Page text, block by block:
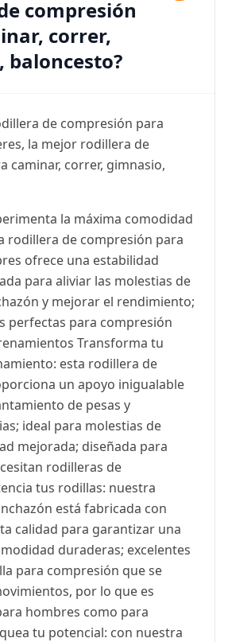
compresión
correr,
baloncesto?
de compresión para
la mejor rodillera de
caminar, correr, gimnasio,
la máxima comodidad
rodillera de compresión para
ofrece una estabilidad
para aliviar las molestias de
y mejorar el rendimiento;
perfectas para compresión
Transforma tu
esta rodillera de
un apoyo inigualable
de pesas y
ideal para molestias de
mejorada; diseñada para
rodilleras de
tus rodillas: nuestra
está fabricada con
calidad para garantizar una
duraderas; excelentes
para compresión que se
por lo que es
hombres como para
tu potencial: con nuestra